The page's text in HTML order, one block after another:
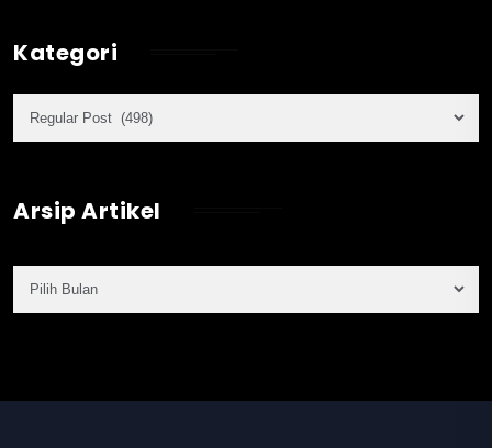
Kategori
Arsip Artikel